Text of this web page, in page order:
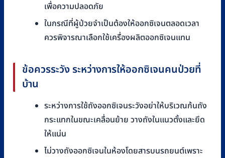
เพื่อความปลอดภัย
ในกรณีที่ผู้ป่วยจำเป็นต้องให้ออกซิเจนตลอดเวลา
ควรพิจารณาเลือกใช้เครื่องผลิตออกซิเจนแทน
ข้อควรระวัง ระหว่างการให้ออกซิเจนคนป่วยที่
บ้าน
ระหว่างการใช้ถังออกซิเจนระวังอย่าให้บริเวณก้นถัง
กระแทกในขณะเคลื่อนย้าย วางถังในแนวตั้งและยึด
ให้แน่น
ไม่วางถังออกซิเจนในห้องโดยสารบนรถยนต์เพราะ